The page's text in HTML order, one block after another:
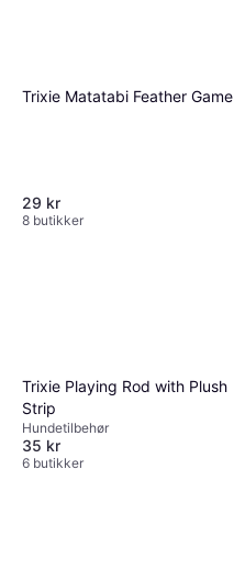
Trixie Matatabi Feather Game
29 kr
8 butikker
Trixie Playing Rod with Plush
Strip
Hundetilbehør
35 kr
6 butikker